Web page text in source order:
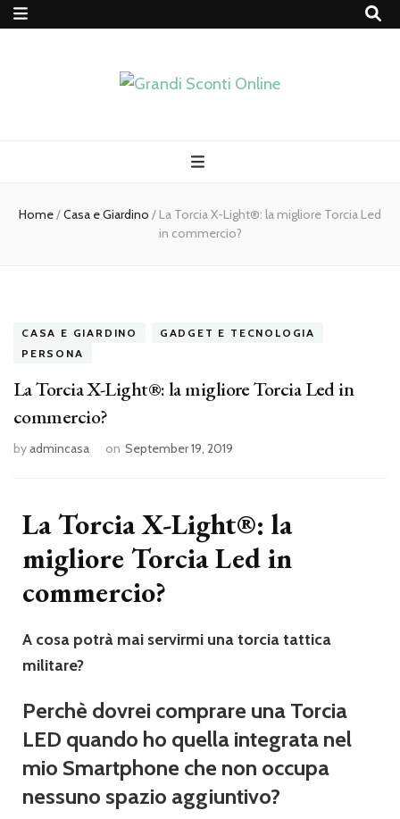
Home/Casa e Giardino / La Torcia X-Light®: la migliore Torcia Led
in commercio?
CASA E GIARDINO
GADGET E TECNOLOGIA
PERSONA
La Torcia X-Light®: la migliore Torcia Led in
commercio?
byadmincasa on September 19, 2019
La Torcia X-Light®: la
migliore Torcia Led in
commercio?
A cosa potrà mai servirmi una torcia tattica
militare?
Perchè dovrei comprare una Torcia
LED quando ho quella integrata nel
mio Smartphone che non occupa
nessuno spazio aggiuntivo?